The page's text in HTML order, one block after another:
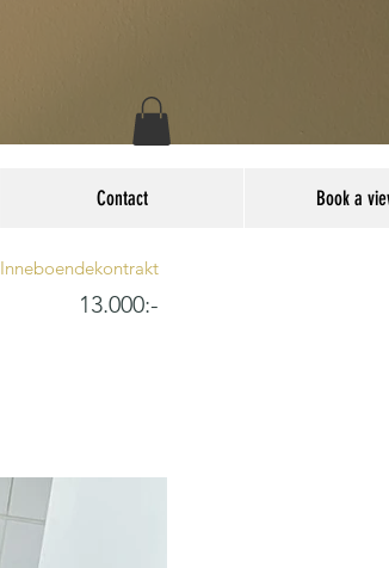
Contact Book a
Inneboendekontrakt
13.000:-